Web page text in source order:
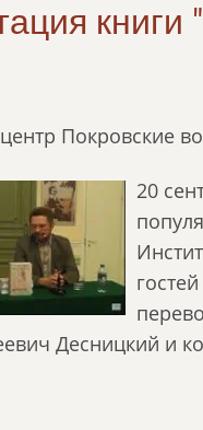
Покровские
20
Десницкий и